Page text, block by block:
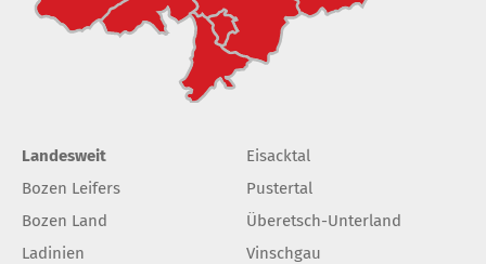
Landesweit
Bozen Leifers
Bozen Land
Ladinien
Eisacktal
Pustertal
Überetsch-Unterland
Vinschgau